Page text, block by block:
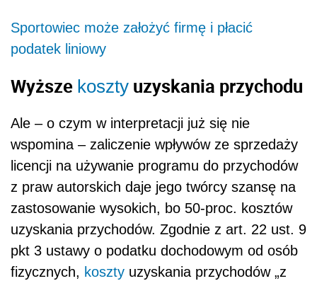
Sportowiec może założyć firmę i płacić
podatek liniowy
Wyższe koszty uzyskania przychodu
Ale – o czym w interpretacji już się nie
wspomina – zaliczenie wpływów ze sprzedaży
licencji na używanie programu do przychodów
z praw autorskich daje jego twórcy szansę na
zastosowanie wysokich, bo 50-proc. kosztów
uzyskania przychodów. Zgodnie z art. 22 ust. 9
pkt 3 ustawy o podatku dochodowym od osób
fizycznych, koszty uzyskania przychodów „z